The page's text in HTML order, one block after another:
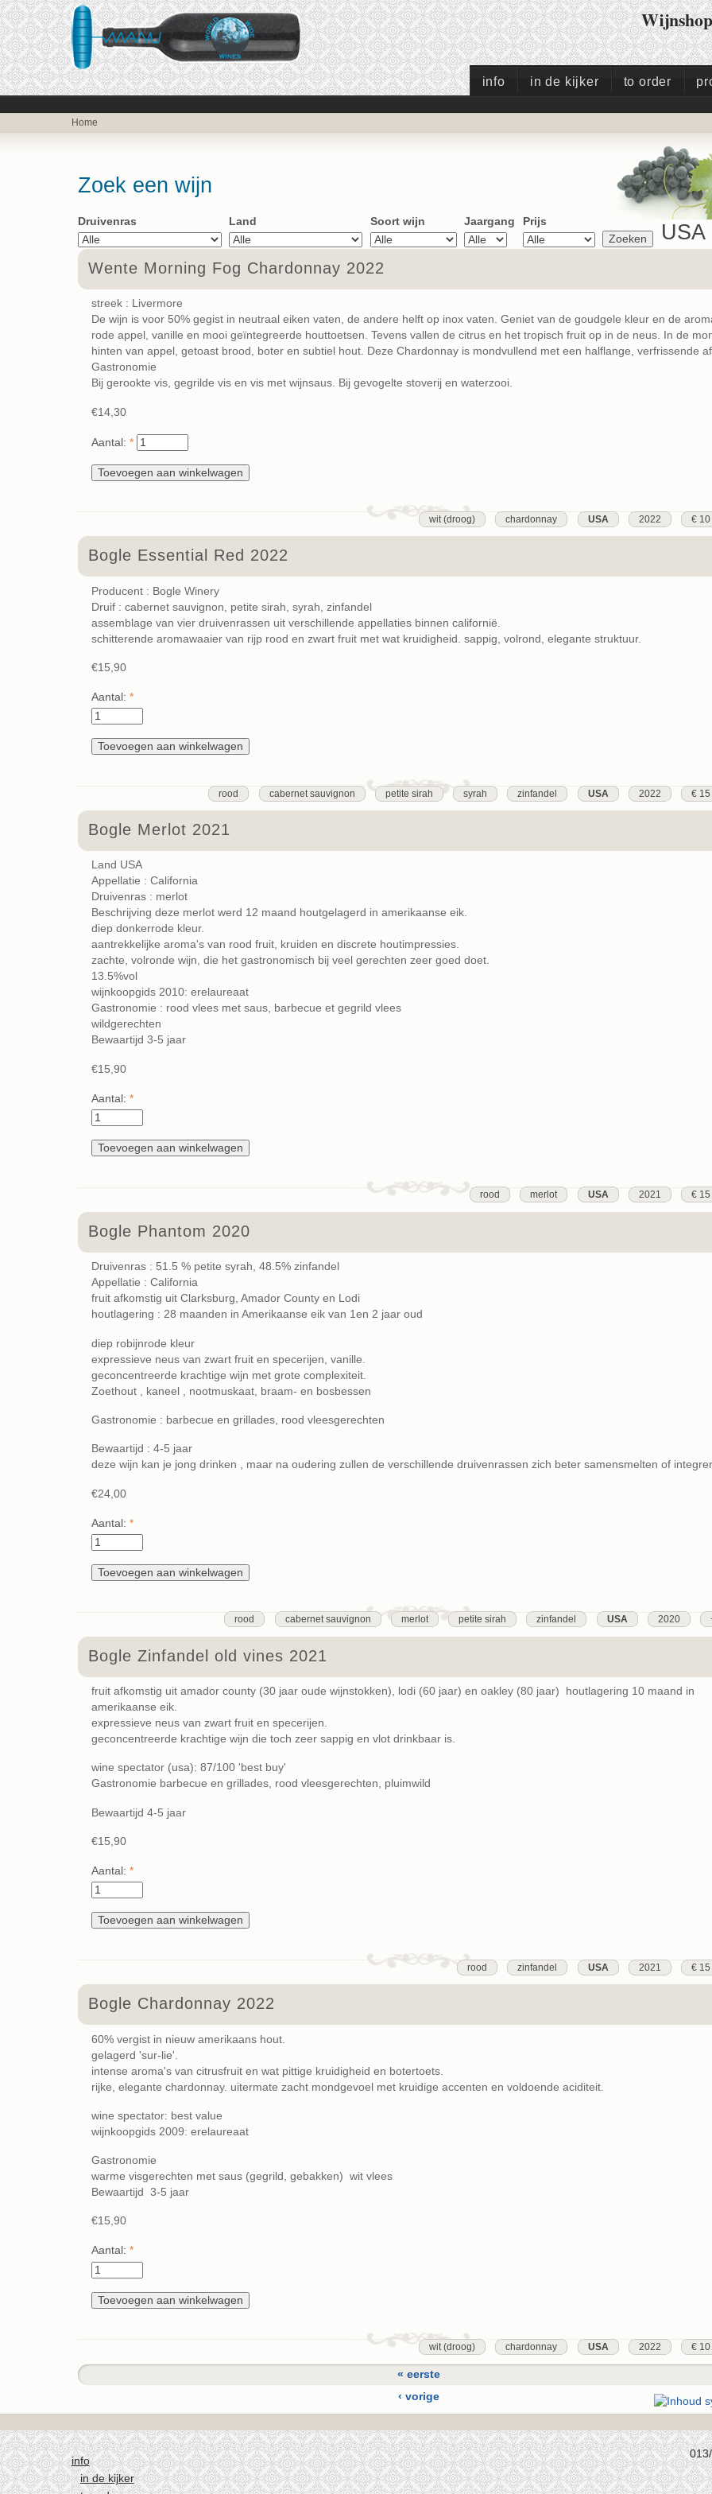
info in de kijker to order
Home
Zoek een wijn
Druivenras Land Soort wijn Jaargang Prijs USA
Wente Morning Fog Chardonnay 2022
streek : Livermore
De wijn is voor 50% gegist in neutraal eiken vaten, de andere helft op inox vaten. Geniet van de goudgele kleur en de
rode appel, vanille en mooi geïntegreerde houttoetsen. Tevens vallen de citrus en het tropisch fruit op in de neus. In de
hinten van appel, getoast brood, boter en subtiel hout. Deze Chardonnay is mondvullend met een halflange, verfrissende
Gastronomie
Bij gerookte vis, gegrilde vis en vis met wijnsaus. Bij gevogelte stoverij en waterzooi.
€14,30
Aantal: *
wit (droog) chardonnay USA 2022 € 10
Bogle Essential Red 2022
Producent : Bogle Winery
Druif : cabernet sauvignon, petite sirah, syrah, zinfandel
assemblage van vier druivenrassen uit verschillende appellaties binnen californië.
schitterende aromawaaier van rijp rood en zwart fruit met wat kruidigheid. sappig, volrond, elegante struktuur.
€15,90
Aantal: *
rood cabernet sauvignon petite sirah syrah zinfandel USA 2022 €
Bogle Merlot 2021
Land USA
Appellatie : California
Druivenras : merlot
Beschrijving deze merlot werd 12 maand houtgelagerd in amerikaanse eik.
diep donkerrode kleur.
aantrekkelijke aroma's van rood fruit, kruiden en discrete houtimpressies.
zachte, volronde wijn, die het gastronomisch bij veel gerechten zeer goed doet.
13.5%vol
wijnkoopgids 2010: erelaureaat
Gastronomie : rood vlees met saus, barbecue et gegrild vlees
wildgerechten
Bewaartijd 3-5 jaar
€15,90
Aantal: *
rood merlot USA 2021 €
Bogle Phantom 2020
Druivenras : 51.5 % petite syrah, 48.5% zinfandel
Appellatie : California
fruit afkomstig uit Clarksburg, Amador County en Lodi
houtlagering : 28 maanden in Amerikaanse eik van 1en 2 jaar oud
diep robijnrode kleur
expressieve neus van zwart fruit en specerijen, vanille.
geconcentreerde krachtige wijn met grote complexiteit.
Zoethout , kaneel , nootmuskaat, braam- en bosbessen
Gastronomie : barbecue en grillades, rood vleesgerechten
Bewaartijd : 4-5 jaar
deze wijn kan je jong drinken , maar na oudering zullen de verschillende druivenrassen zich beter samensmelten of
€24,00
Aantal: *
rood cabernet sauvignon merlot petite sirah zinfandel USA 2020
Bogle Zinfandel old vines 2021
fruit afkomstig uit amador county (30 jaar oude wijnstokken), lodi (60 jaar) en oakley (80 jaar) houtlagering 10 maand in
amerikaanse eik.
expressieve neus van zwart fruit en specerijen.
geconcentreerde krachtige wijn die toch zeer sappig en vlot drinkbaar is.
wine spectator (usa): 87/100 'best buy'
Gastronomie barbecue en grillades, rood vleesgerechten, pluimwild
Bewaartijd 4-5 jaar
€15,90
Aantal: *
rood zinfandel USA 2021 €
Bogle Chardonnay 2022
60% vergist in nieuw amerikaans hout.
gelagerd 'sur-lie'.
intense aroma's van citrusfruit en wat pittige kruidigheid en botertoets.
rijke, elegante chardonnay. uitermate zacht mondgevoel met kruidige accenten en voldoende aciditeit.
wine spectator: best value
wijnkoopgids 2009: erelaureaat
Gastronomie
warme visgerechten met saus (gegrild, gebakken) wit vlees
Bewaartijd 3-5 jaar
€15,90
Aantal: *
wit (droog) chardonnay USA 2022 € 10
« eerste
‹ vorige
2
info
in de kijker